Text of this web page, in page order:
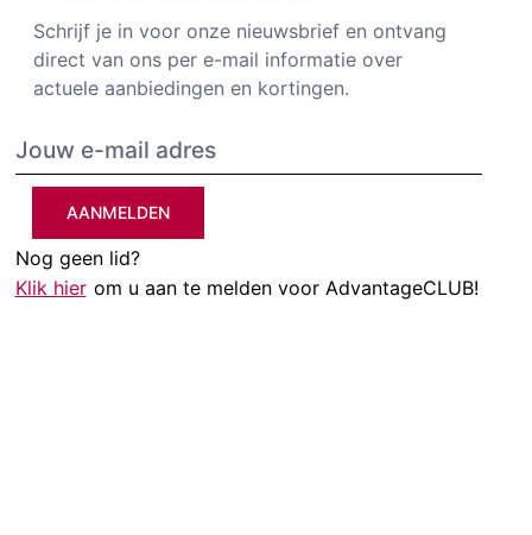
Schrijf je in voor onze nieuwsbrief en ontvang
direct van ons per e-mail informatie over
actuele aanbiedingen en kortingen.
AANMELDEN
Nog geen lid?
Klik hier om u aan te melden voor AdvantageCLUB!